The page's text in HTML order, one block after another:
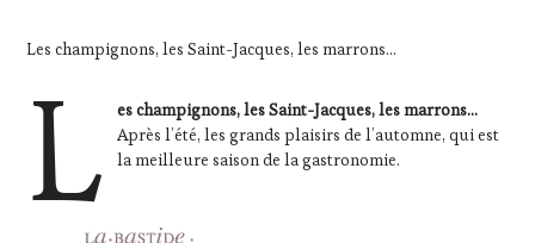
TOUR
Les champignons, les Saint-Jacques, les marrons…
L
es champignons, les Saint-Jacques, les marrons…
Après l’été, les grands plaisirs de l’automne, qui est
la meilleure saison de la gastronomie.